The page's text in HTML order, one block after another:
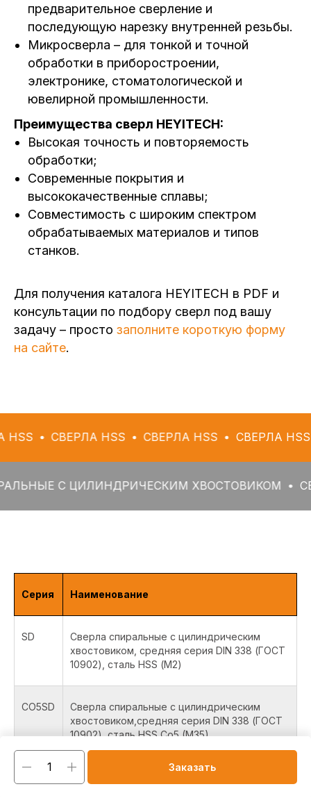
предварительное сверление и
последующую нарезку внутренней резьбы.
Микросверла – для тонкой и точной
обработки в приборостроении,
электронике, стоматологической и
ювелирной промышленности.
Преимущества сверл HEYITECH:
Высокая точность и повторяемость
обработки;
Современные покрытия и
высококачественные сплавы;
Совместимость с широким спектром
обрабатываемых материалов и типов
станков.
Для получения каталога HEYITECH в PDF и
консультации по подбору сверл под вашу
задачу – просто заполните короткую форму
на сайте.
СВЕРЛА HSS СВЕРЛА HSS СВЕРЛА HSS
С ЦИЛИНДРИЧЕСКИМ ХВОСТОВИКОМ СВЕРЛА
Серия Наименование
SD
Сверла спиральные с цилиндрическим
хвостовиком, средняя серия DIN 338 (ГОСТ
10902), сталь HSS (М2)
CO5SD
Сверла спиральные с цилиндрическим
хвостовиком,средняя серия DIN 338 (ГОСТ
10902), сталь HSS Co5 (M35)
Заказать